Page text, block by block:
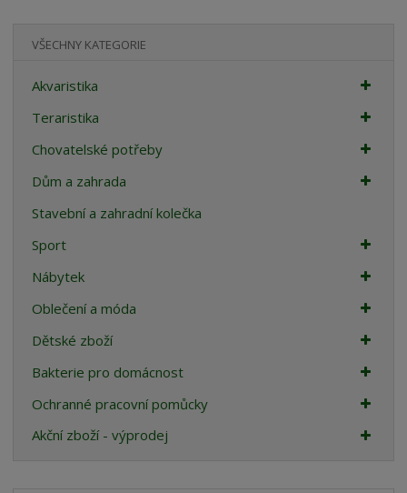
VŠECHNY KATEGORIE
Akvaristika
Teraristika
Chovatelské potřeby
Dům a zahrada
Stavební a zahradní kolečka
Sport
Nábytek
Oblečení a móda
Dětské zboží
Bakterie pro domácnost
Ochranné pracovní pomůcky
Akční zboží - výprodej